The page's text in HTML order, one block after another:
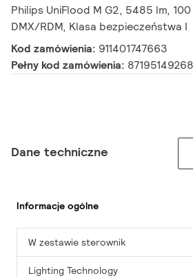
Philips UniFlood M G2, 5485 lm, 100
DMX/RDM, Klasa bezpieczeństwa I
Kod zamówienia: 911401747663
Pełny kod zamówienia:
Dane techniczne
Informacje ogólne
W zestawie sterownik
Lighting Technology